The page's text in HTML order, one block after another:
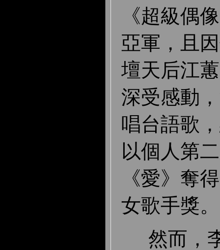
《超級偶
亞軍，且
壇天后江
深受感動
唱台語歌
以個人第
《愛》奪
女歌手獎。
然而，